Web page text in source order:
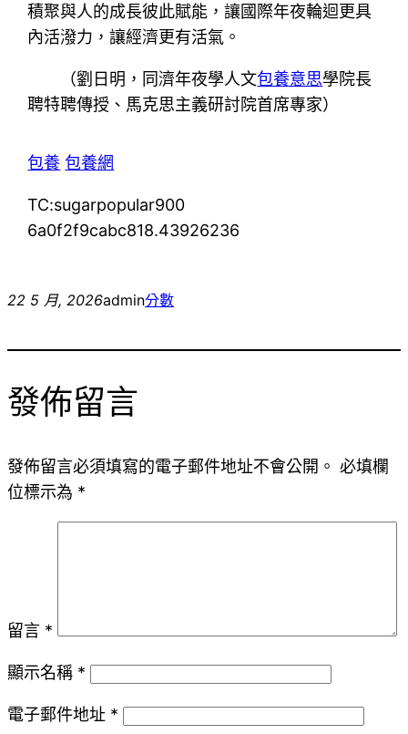
積聚與人的成長彼此賦能，讓國際年夜輪迴更具
內活潑力，讓經濟更有活氣。
（劉日明， 同濟年夜學人文包養意思學院長
聘特聘傳授、馬克思主義研討院首席專家）
包養 包養網
TC:sugarpopular900
6a0f2f9cabc818.43926236
22 5 月, 2026admin分數
發佈留言
發佈留言必須填寫的電子郵件地址不會公開。 必填欄
位標示為 *
留言 *
顯示名稱 *
電子郵件地址 *